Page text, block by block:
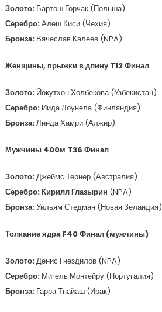
Золото: Бартош Горчак (Польша)
Серебро:Алеш Киси (Чехия)
Бронза: Вячеслав Калеев (NPA)
Женщины, прыжки в длину T12 Финал
Золото: Йокутхон Холбекова (Узбекистан)
Серебро: Иида Лоунела (Финляндия)
Бронза:Линда Хамри (Алжир)
Мужчины 400м T36 Финал
Золото:Джеймс Тернер (Австралия)
Серебро: Кирилл Глазырин (NPA)
Бронза:Уильям Стедман (Новая Зеландия)
Толкание ядра F40 Финал (мужчины)
Золото:Денис Гнездилов (NPA)
Серебро: Мигель Монтейру (Португалия)
Бронза: Гарра Тнайаш (Ирак)